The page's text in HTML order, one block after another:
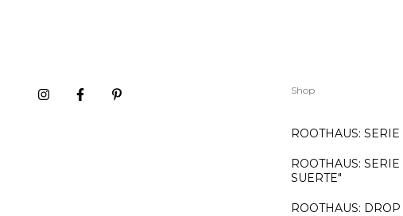
Shop
ROOTHAUS:
ROOTHAUS:
SUERTE"
ROOTHAUS: